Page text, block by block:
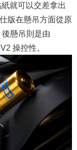
就可以交差拿出
版在懸吊方面從原
懸吊則是由
操控性。